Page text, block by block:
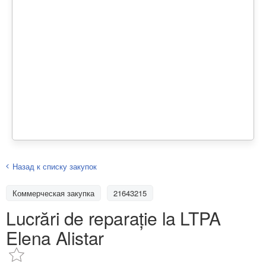
Назад к списку закупок
Коммерческая закупка 21643215
Lucrări de reparație la LTPA
Elena Alistar